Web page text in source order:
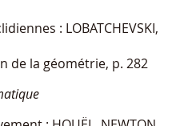
: LOBATCHEVSKI,
de la géométrie, p. 282